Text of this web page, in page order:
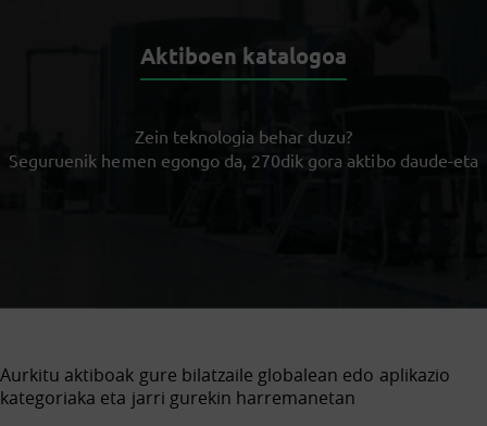
Aktiboen katalogoa
Zein teknologia behar duzu?
Seguruenik hemen egongo da, 270dik gora aktibo daude-eta
Aurkitu aktiboak gure bilatzaile globalean edo aplikazio
kategoriaka eta jarri gurekin harremanetan